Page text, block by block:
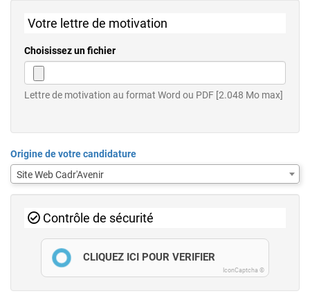
Votre lettre de motivation
Choisissez un fichier
Lettre de motivation au format Word ou PDF [2.048 Mo max]
Origine de votre candidature
Site Web Cadr'Avenir
Contrôle de sécurité
IconCaptcha ©
CLIQUEZ ICI POUR VÉRIFIER